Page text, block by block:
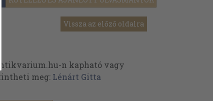
Vissza az előző oldalra
n kapható vagy
meg: Lénárt Gitta